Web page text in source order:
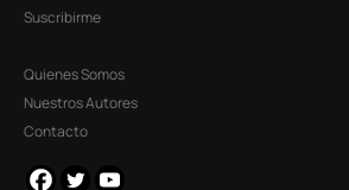
Suscribirme
Quienes Somos
Nuestros Autores
Contacto